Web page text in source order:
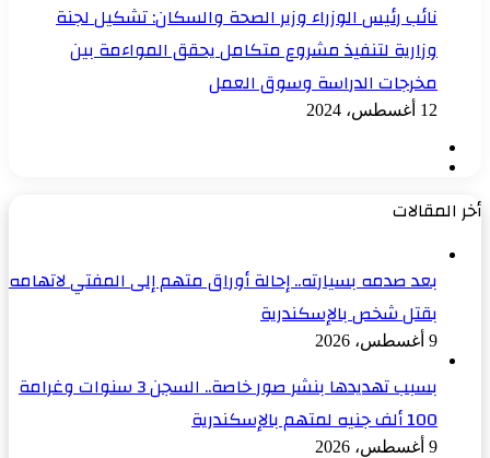
نائب رئيس الوزراء وزير الصحة والسكان: تشكيل لجنة
وزارية لتنفيذ مشروع متكامل يحقق المواءمة بين
مخرجات الدراسة وسوق العمل
12 أغسطس، 2024
أخر المقالات
بعد صدمه بسيارته.. إحالة أوراق متهم إلى المفتي لاتهامه
بقتل شخص بالإسكندرية
9 أغسطس، 2026
بسبب تهديدها بنشر صور خاصة.. السجن 3 سنوات وغرامة
100 ألف جنيه لمتهم بالإسكندرية
9 أغسطس، 2026